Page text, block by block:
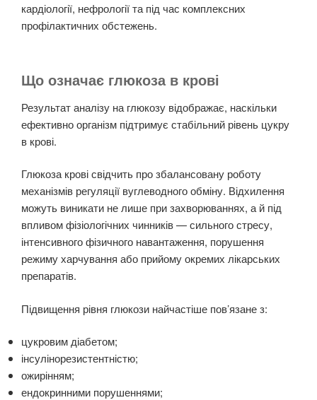
кардіології, нефрології та під час комплексних
профілактичних обстежень.
Що означає глюкоза в крові
Результат аналізу на глюкозу відображає, наскільки
ефективно організм підтримує стабільний рівень цукру
в крові.
Глюкоза крові свідчить про збалансовану роботу
механізмів регуляції вуглеводного обміну. Відхилення
можуть виникати не лише при захворюваннях, а й під
впливом фізіологічних чинників — сильного стресу,
інтенсивного фізичного навантаження, порушення
режиму харчування або прийому окремих лікарських
препаратів.
Підвищення рівня глюкози найчастіше пов’язане з:
цукровим діабетом;
інсулінорезистентністю;
ожирінням;
ендокринними порушеннями;